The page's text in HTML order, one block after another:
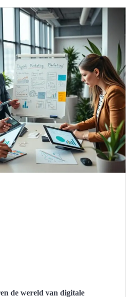
de wereld van digitale